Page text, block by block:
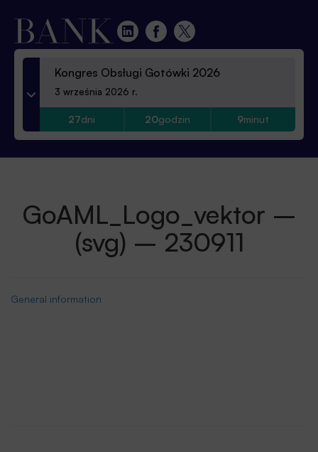
Kongres Obsługi Gotówki 2026
3 września 2026 r.
27dni 20godzin 9minut
GoAML_Logo_vektor –
(svg) – 230911
General information